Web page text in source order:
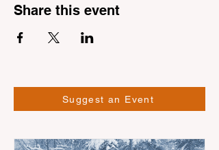
Share this event
Suggest an Event